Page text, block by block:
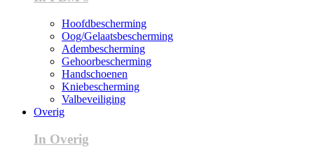
Hoofdbescherming
Oog/Gelaatsbescherming
Adembescherming
Gehoorbescherming
Handschoenen
Kniebescherming
Valbeveiliging
Overig
In Overig